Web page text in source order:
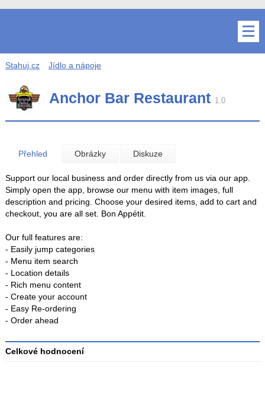
Stahuj.cz Jídlo a nápoje
Anchor Bar Restaurant 1.0
Přehled Obrázky Diskuze
Support our local business and order directly from us via our app.
Simply open the app, browse our menu with item images, full
description and pricing. Choose your desired items, add to cart and
checkout, you are all set. Bon Appétit.
Our full features are:
- Easily jump categories
- Menu item search
- Location details
- Rich menu content
- Create your account
- Easy Re-ordering
- Order ahead
Celkové hodnocení